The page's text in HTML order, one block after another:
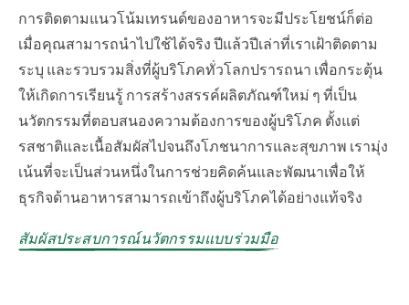
การติดตามแนวโน้มเทรนด์ของอาหารจะมีประโยชน์ก็ต่อ
เมื่อคุณสามารถนำไปใช้ได้จริง ปีแล้วปีเล่าที่เราเฝ้าติดตาม
ระบุ และรวบรวมสิ่งที่ผู้บริโภคทั่วโลกปรารถนา เพื่อกระตุ้น
ให้เกิดการเรียนรู้ การสร้างสรรค์ผลิตภัณฑ์ใหม่ ๆ ที่เป็น
นวัตกรรมที่ตอบสนองความต้องการของผู้บริโภค ตั้งแต่
รสชาติและเนื้อสัมผัสไปจนถึงโภชนาการและสุขภาพ เรามุ่ง
เน้นที่จะเป็นส่วนหนึ่งในการช่วยคิดค้นและพัฒนาเพื่อให้
ธุรกิจด้านอาหารสามารถเข้าถึงผู้บริโภคได้อย่างแท้จริง
สัมผัสประสบการณ์นวัตกรรมแบบร่วมมือ